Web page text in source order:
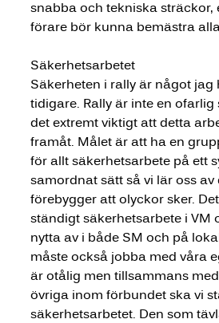
snabba och tekniska sträckor,
förare bör kunna bemästra
Säkerhetsarbetet
Säkerheten i rally är något jag
tidigare. Rally är inte en
det extremt viktigt att detta
framåt. Målet är att ha en
för allt säkerhetsarbete på ett
samordnat sätt så vi lär oss av
förebygger att olyckor sker.
ständigt säkerhetsarbete i VM
nytta av i både SM och på
måste också jobba med våra
är otålig men tillsammans
övriga inom förbundet ska vi
säkerhetsarbetet. Den som